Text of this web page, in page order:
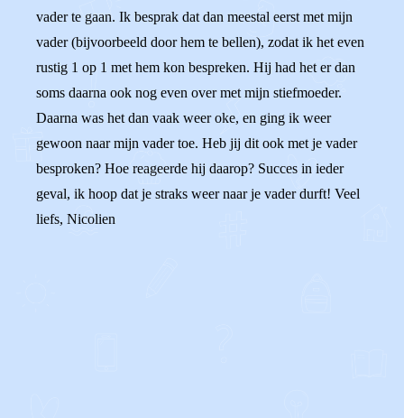
vader te gaan. Ik besprak dat dan meestal eerst met mijn
vader (bijvoorbeeld door hem te bellen), zodat ik het even
rustig 1 op 1 met hem kon bespreken. Hij had het er dan
soms daarna ook nog even over met mijn stiefmoeder.
Daarna was het dan vaak weer oke, en ging ik weer
gewoon naar mijn vader toe. Heb jij dit ook met je vader
besproken? Hoe reageerde hij daarop? Succes in ieder
geval, ik hoop dat je straks weer naar je vader durft! Veel
liefs, Nicolien